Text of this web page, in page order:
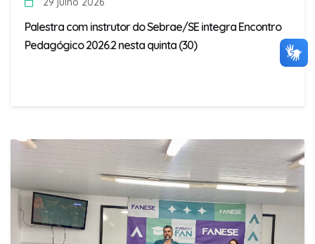
Palestra com instrutor do Sebrae/SE integra Encontro
Pedagógico 2026.2 nesta quinta (30)